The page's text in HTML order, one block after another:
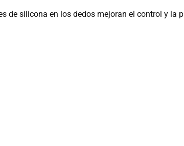
de silicona en los dedos mejoran el control y la